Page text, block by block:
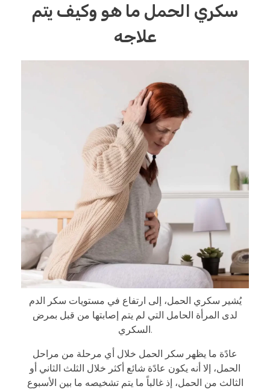
سكري الحمل ما هو وكيف يتم
علاجه
يُشير سكري الحمل، إلى ارتفاع في مستويات سكر الدم
لدى المرأة الحامل التي لم يتم إصابتها من قبل بمرض
السكري.
عادًة ما يظهر سكر الحمل خلال أي مرحلة من مراحل
الحمل، إلا أنه يكون عادًة شائع أكثر خلال الثلث الثاني أو
الثالث من الحمل، إذ غالباً ما يتم تشخيصه ما بين الأسبوع